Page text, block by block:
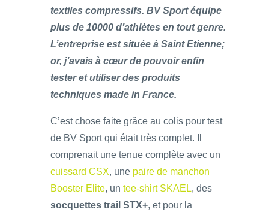
textiles compressifs. BV Sport équipe
plus de 10000 d’athlètes en tout genre.
L’entreprise est située à Saint Etienne;
or, j’avais à cœur de pouvoir enfin
tester et utiliser des produits
techniques made in France.
C’est chose faite grâce au colis pour test
de BV Sport qui était très complet. Il
comprenait une tenue complète avec un
cuissard CSX, une paire de manchon
Booster Elite, un tee-shirt SKAEL, des
socquettes trail STX+, et pour la